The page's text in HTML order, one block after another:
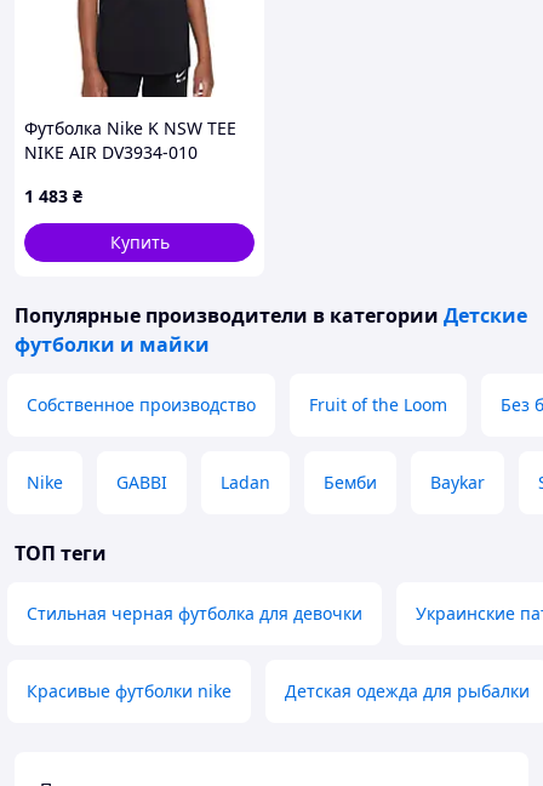
Футболка Nike K NSW TEE
NIKE AIR DV3934-010
1 483 ₴
Купить
Популярные производители в категории Детские
футболки и майки
Собственное производство Fruit of the Loom Без
Nike GABBI Ladan Бемби Baykar
ТОП теги
Стильная черная футболка для девочки Украинские
Красивые футболки nike Детская одежда для рыбалки